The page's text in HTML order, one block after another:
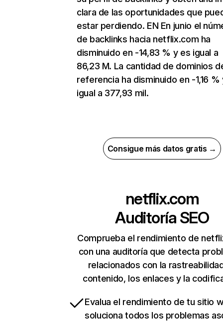
clara de las oportunidades que
estar perdiendo. EN En junio el
de backlinks hacia netflix.com ha
disminuido en -14,83 % y es igual a
86,23 M. La cantidad de dominios
referencia ha disminuido en -1,16 %
igual a 377,93 mil.
Consigue más datos gratis →
netflix.com
Auditoría SEO
Comprueba el rendimiento de
con una auditoría que detecta
relacionados con la
contenido, los enlaces y la
Evalua el rendimiento de tu sitio
soluciona todos los problemas